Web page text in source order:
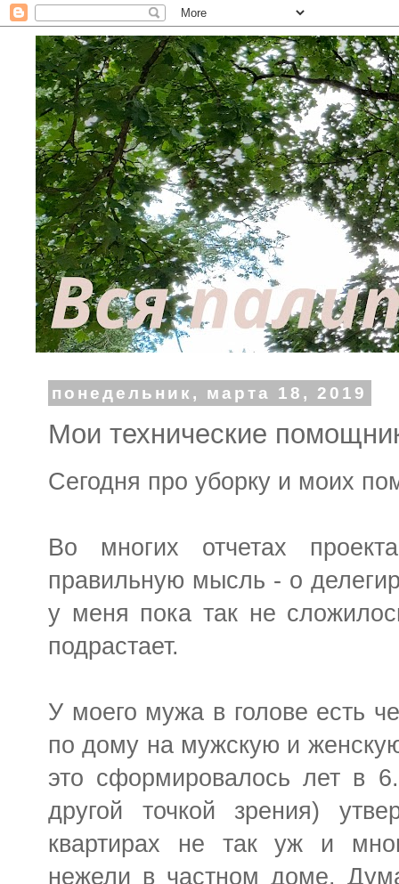
понедельник, марта 18, 2019
Мои технические
Сегодня про уборку и моих
Во многих отчетах
правильную мысль - о
у меня пока так не
подрастает.
У моего мужа в голове есть
по дому на мужскую и
это сформировалось лет в
другой точкой зрения)
квартирах не так уж и
нежели в частном доме.